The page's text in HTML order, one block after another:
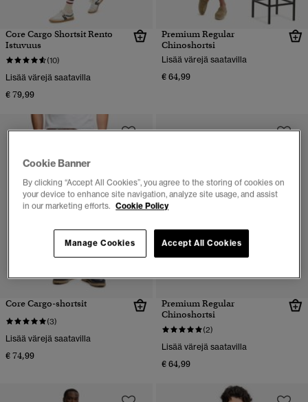
Core Cargo Shortsit Rento
Istuvuus
(10)
Lisää värejä saatavilla
€ 79,99
Premium Regular
Chinoshortsi
Lisää värejä saatavilla
€ 64,99
Core Cargo-shortsit
(3)
Lisää värejä saatavilla
€ 74,99
Premium Regular
Chinoshortsi
(2)
Lisää värejä saatavilla
€ 64,99
Cookie Banner
By clicking “Accept All Cookies”, you agree to the storing of cookies on
your device to enhance site navigation, analyze site usage, and assist
in our marketing efforts. Cookie Policy
Accept All Cookies
Manage Cookies